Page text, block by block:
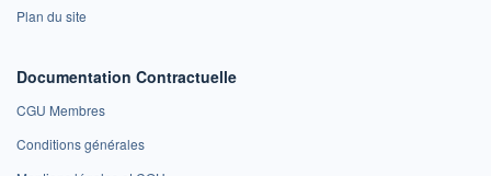
Plan du site
Documentation Contractuelle
CGU Membres
Conditions générales